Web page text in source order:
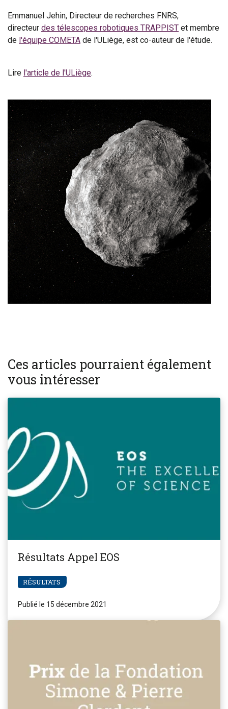
Emmanuel Jehin, Directeur de recherches FNRS,
directeur des télescopes robotiques TRAPPIST et membre
de l'équipe COMETA de l'ULiège, est co-auteur de l'étude.
Lire l'article de l'ULiège.
Ces articles pourraient également
vous intéresser
Résultats Appel EOS
RÉSULTATS
Publié le 15 décembre 2021